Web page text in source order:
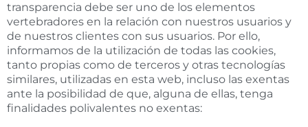
transparencia debe ser uno de los elementos
vertebradores en la relación con nuestros usuarios y
de nuestros clientes con sus usuarios. Por ello,
informamos de la utilización de todas las cookies,
tanto propias como de terceros y otras tecnologías
similares, utilizadas en esta web, incluso las exentas
ante la posibilidad de que, alguna de ellas, tenga
finalidades polivalentes no exentas: